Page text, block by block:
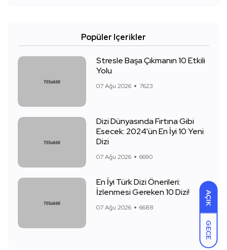
AÇIK
GECE
Popüler Içerikler
Stresle Başa Çıkmanın 10 Etkili
Yolu
07 Ağu 2026 7623
Dizi Dünyasında Fırtına Gibi
Esecek: 2024'ün En İyi 10 Yeni
Dizi
07 Ağu 2026 6690
En İyi Türk Dizi Önerileri:
İzlenmesi Gereken 10 Dizi!
07 Ağu 2026 6688